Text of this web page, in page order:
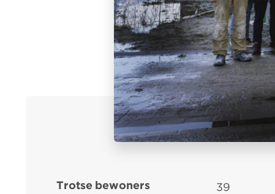
Trotse bewoners 39